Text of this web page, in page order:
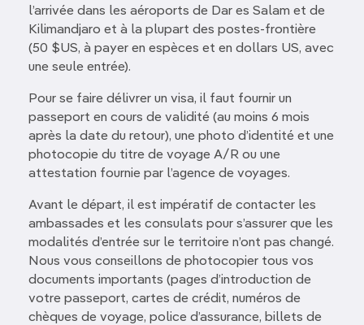
l’arrivée dans les aéroports de Dar es Salam et de
Kilimandjaro et à la plupart des postes-frontière
(50 $US, à payer en espèces et en dollars US, avec
une seule entrée).
Pour se faire délivrer un visa, il faut fournir un
passeport en cours de validité (au moins 6 mois
après la date du retour), une photo d’identité et une
photocopie du titre de voyage A/R ou une
attestation fournie par l’agence de voyages.
Avant le départ, il est impératif de contacter les
ambassades et les consulats pour s’assurer que les
modalités d’entrée sur le territoire n’ont pas changé.
Nous vous conseillons de photocopier tous vos
documents importants (pages d’introduction de
votre passeport, cartes de crédit, numéros de
chèques de voyage, police d’assurance, billets de